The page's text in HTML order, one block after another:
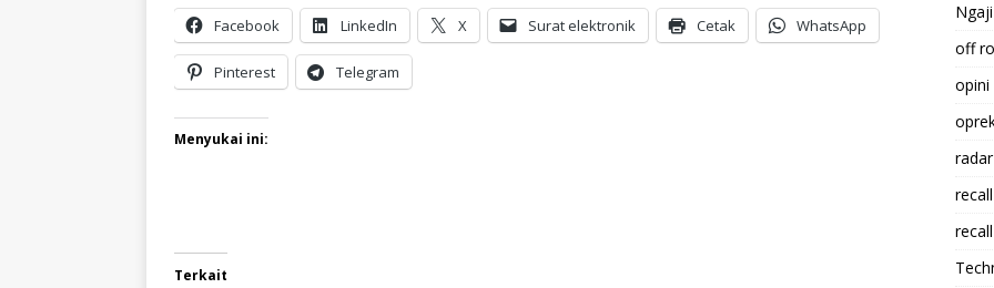
Facebook LinkedIn X Surat elektronik Cetak WhatsApp
Pinterest Telegram
Menyukai ini:
Terkait
Ngaji
off
opini
recall
recall